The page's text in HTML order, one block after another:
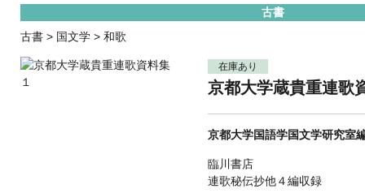
古書
古書 > 国文学 > 和歌
在庫あり
京都大学蔵貴重連
京都大学国語学国文学研究室
臨川書店
連歌秘伝抄他４編収録